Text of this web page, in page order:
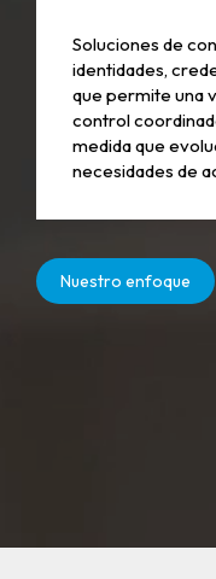
Soluciones de
identidades,
que permite una
control
medida que
necesidades de
Nuestro enfoque